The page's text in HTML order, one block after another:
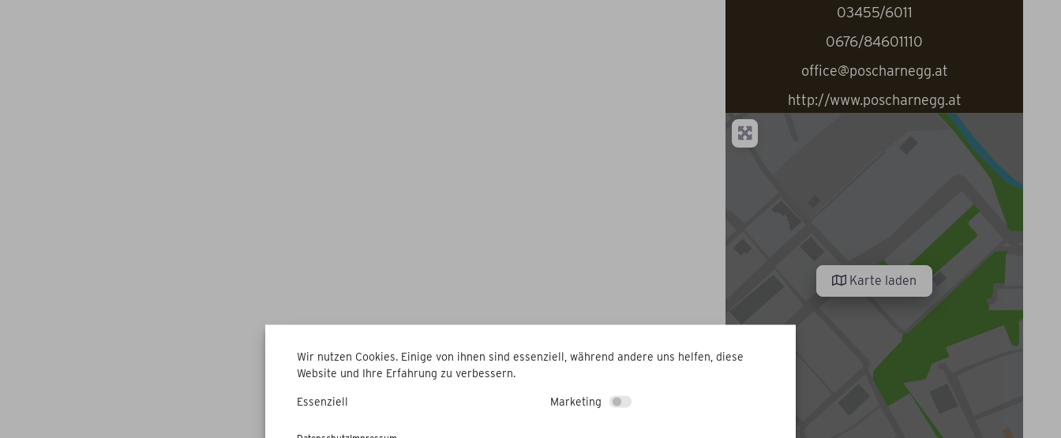
Wir nutzen Cookies. Einige von ihnen sind essenziell, während andere uns helfen, diese
Website und Ihre Erfahrung zu verbessern.
Essenziell Marketing
03455/6011
0676/84601110
office@poscharnegg.at
http://www.poscharnegg.at
Karte laden